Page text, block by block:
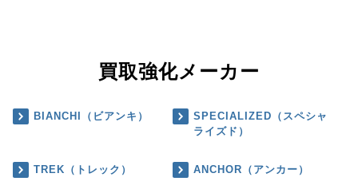
買取強化メーカー
BIANCHI（ビアンキ）
SPECIALIZED（スペシャ
ライズド）
TREK（トレック） ANCHOR（アンカー）